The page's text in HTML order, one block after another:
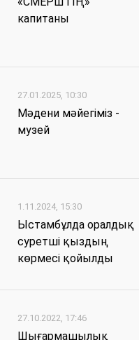
капитаны
27.01.2025, 10:30
Мәдени мәйегіміз -
музей
1.11.2024, 15:30
Ыстамбұлда оралдық
суретші қыздың
көрмесі қойылды
27.10.2022, 17:46
Шығармашылық